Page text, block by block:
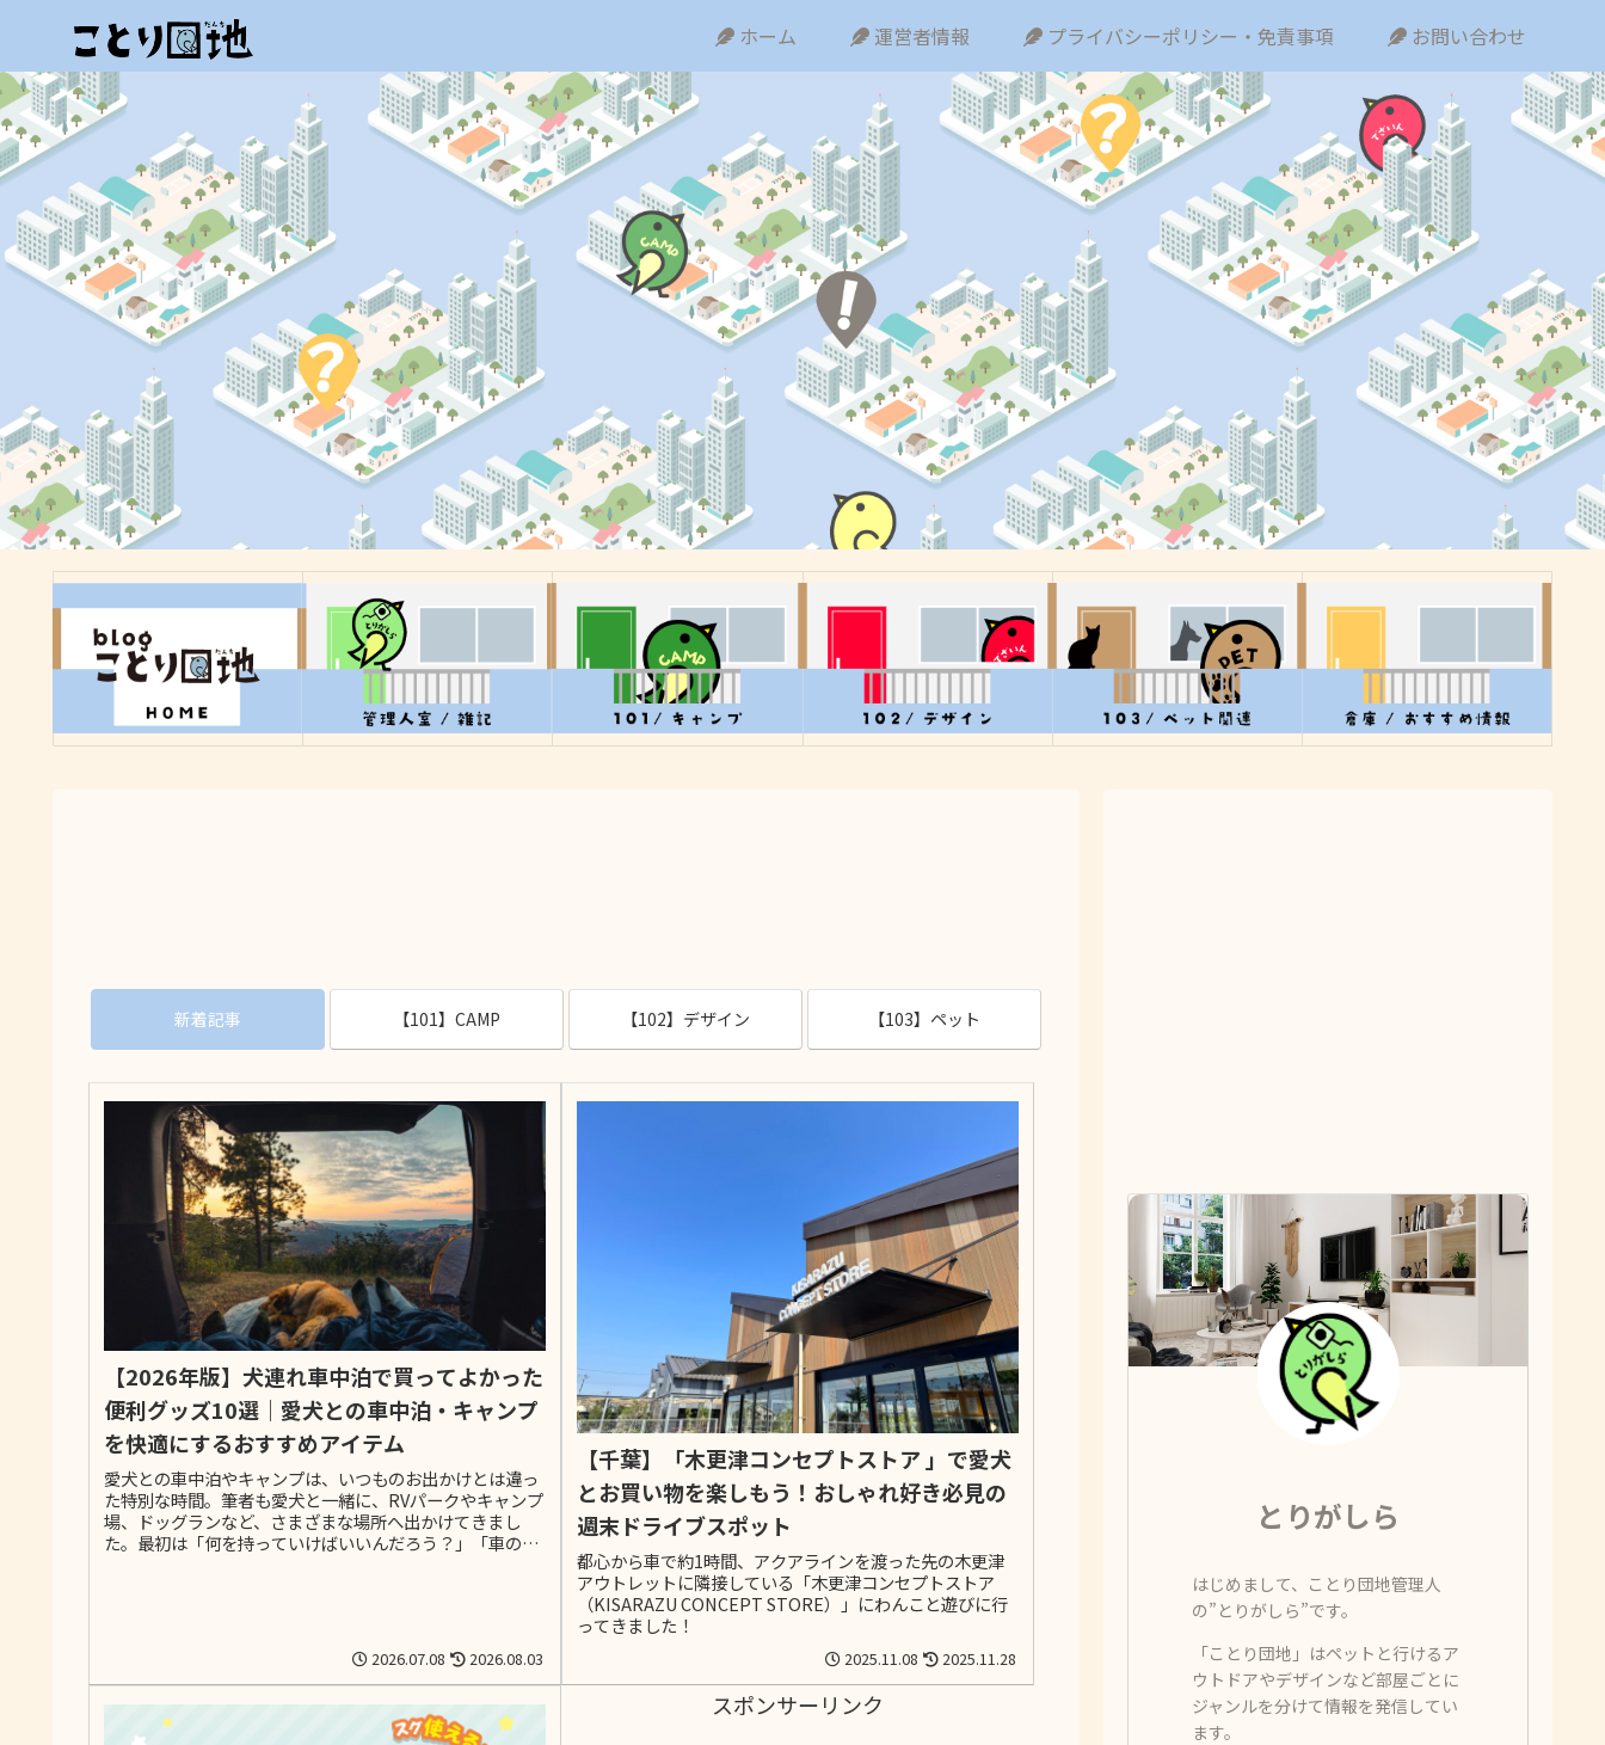
ホーム 運営者情報 プライバシーポリシー・免責事項 お問い合わせ
新着記事 【101】CAMP 【102】デザイン 【103】ペット
【2026年版】犬連れ車中泊で買ってよかった
便利グッズ10選｜愛犬との車中泊・キャンプ
を快適にするおすすめアイテム
愛犬との車中泊やキャンプは、いつものお出かけとは違っ
た特別な時間。筆者も愛犬と一緒に、RVパークやキャンプ
場、ドッグランなど、さまざまな場所へ出かけてきまし
た。最初は「何を持っていけばいいんだろう？」「車の中
2026.07.08 2026.08.03
【千葉】「木更津コンセプトストア 」で愛犬
とお買い物を楽しもう！おしゃれ好き必見の
週末ドライブスポット
都心から車で約1時間、アクアラインを渡った先の木更津
アウトレットに隣接している「木更津コンセプトストア
（KISARAZU CONCEPT STORE）」にわんこと遊びに行
ってきました！
2025.11.08 2025.11.28
スポンサーリンク
とりがしら
はじめまして、ことり団地管理人
の”とりがしら”です。
「ことり団地」はペットと行けるア
ウトドアやデザインなど部屋ごとに
ジャンルを分けて情報を発信してい
ます。